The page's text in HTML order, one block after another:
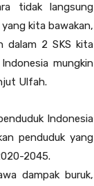
tidak langsung
kita bawakan,
dalam 2 SKS kita
mungkin
Ulfah.
Indonesia
penduduk yang
2045.
dampak buruk,